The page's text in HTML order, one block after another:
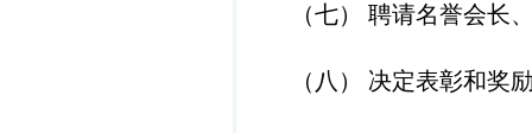
（七） 聘请名誉会长
（ 八 ） 决定表彰和奖